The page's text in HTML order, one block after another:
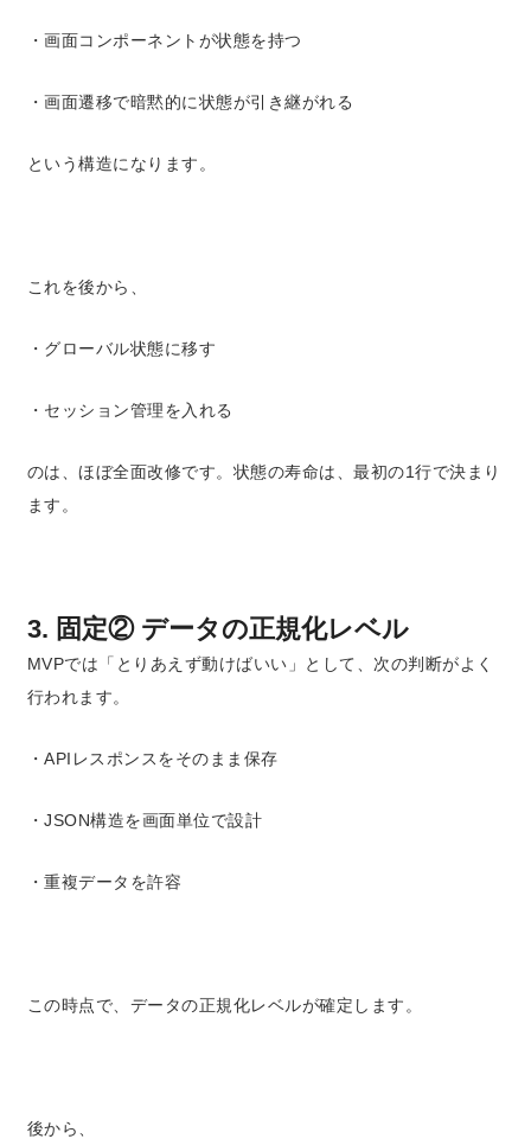
・画面コンポーネントが状態を持つ
・画面遷移で暗黙的に状態が引き継がれる
という構造になります。
これを後から、
・グローバル状態に移す
・セッション管理を入れる
のは、ほぼ全面改修です。 状態の寿命は、最初の1行で決まり
ます。
3. 固定② データの正規化レベル
MVPでは「とりあえず動けばいい」として、次の判断がよく
行われます。
・APIレスポンスをそのまま保存
・JSON構造を画面単位で設計
・重複データを許容
この時点で、データの正規化レベルが確定します。
後から、